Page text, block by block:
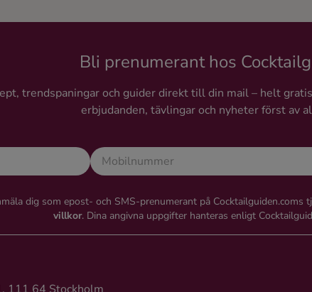
Bli prenumerant hos
trendspaningar och guider direkt till din mail – helt
erbjudanden, tävlingar och nyheter först av
dig som epost- och SMS-prenumerant på Cocktailguiden.coms
villkor. Dina angivna uppgifter hanteras enligt